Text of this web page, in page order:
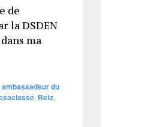
de
la DSDEN
ma
: saison 1 épisode 4 =
ambassadeur du
, Retz,